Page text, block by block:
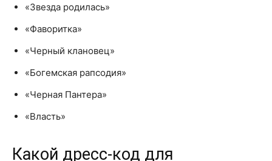
«Звезда родилась»
«Фаворитка»
«Черный клановец»
«Богемская рапсодия»
«Черная Пантера»
«Власть»
Какой дресс-код для